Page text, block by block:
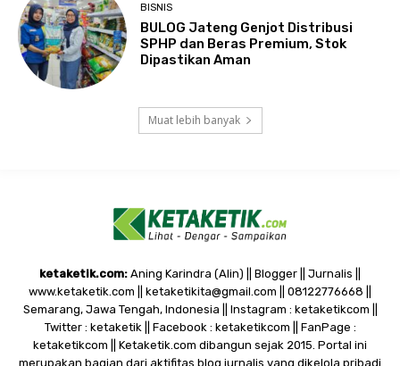
BISNIS
BULOG Jateng Genjot Distribusi
SPHP dan Beras Premium, Stok
Dipastikan Aman
Muat lebih banyak
ketaketik.com: Aning Karindra (Alin) || Blogger || Jurnalis ||
www.ketaketik.com || ketaketikita@gmail.com || 08122776668 ||
Semarang, Jawa Tengah, Indonesia || Instagram : ketaketikcom ||
Twitter : ketaketik || Facebook : ketaketikcom || FanPage :
ketaketikcom || Ketaketik.com dibangun sejak 2015. Portal ini
merupakan bagian dari aktifitas blog jurnalis yang dikelola pribadi